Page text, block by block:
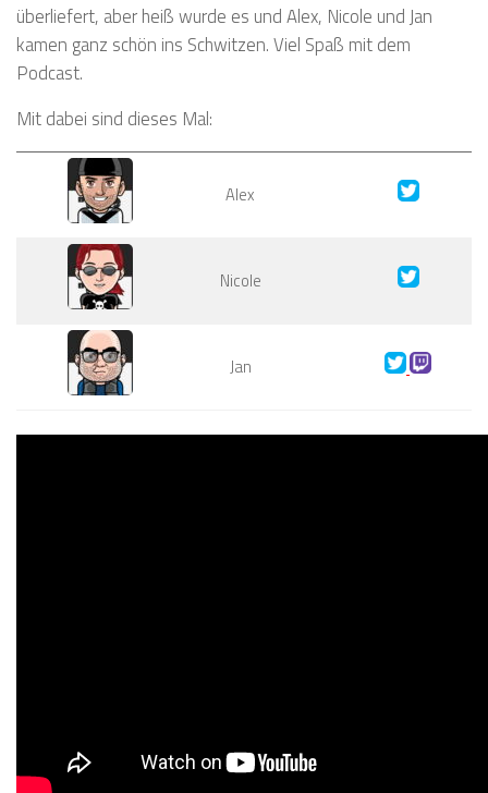
überliefert, aber heiß wurde es und Alex, Nicole und Jan
kamen ganz schön ins Schwitzen. Viel Spaß mit dem
Podcast.
Mit dabei sind dieses Mal:
Alex
Nicole
Jan